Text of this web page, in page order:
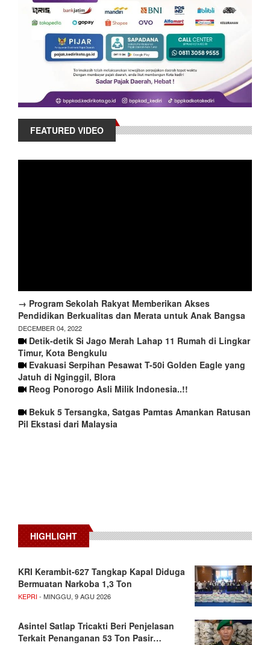
FEATURED VIDEO
→ Program Sekolah Rakyat Memberikan Akses
Pendidikan Berkualitas dan Merata untuk Anak Bangsa
DECEMBER 04, 2022
Detik-detik Si Jago Merah Lahap 11 Rumah di Lingkar
Timur, Kota Bengkulu
Evakuasi Serpihan Pesawat T-50i Golden Eagle yang
Jatuh di Nginggil, Blora
Reog Ponorogo Asli Milik Indonesia..!!
Bekuk 5 Tersangka, Satgas Pamtas Amankan Ratusan
Pil Ekstasi dari Malaysia
HIGHLIGHT
KRI Kerambit-627 Tangkap Kapal Diduga
Bermuatan Narkoba 1,3 Ton
KEPRI- MINGGU, 9 AGU 2026
Asintel Satlap Tricakti Beri Penjelasan
Terkait Penanganan 53 Ton Pasir…